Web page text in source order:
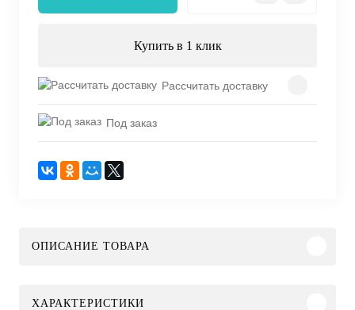
Купить в 1 клик
Рассчитать доставку
Под заказ
ОПИСАНИЕ ТОВАРА
ХАРАКТЕРИСТИКИ